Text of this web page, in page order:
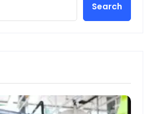
Search